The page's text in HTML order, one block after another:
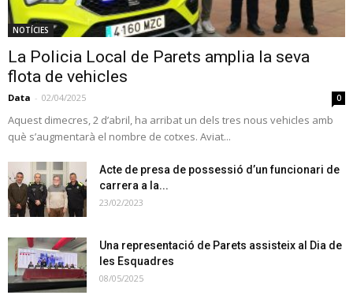
NOTÍCIES
La Policia Local de Parets amplia la seva
flota de vehicles
Data - 02/04/2025 0
Aquest dimecres, 2 d’abril, ha arribat un dels tres nous vehicles amb
què s’augmentarà el nombre de cotxes. Aviat...
Acte de presa de possessió d’un funcionari de
carrera a la...
23/02/2023
Una representació de Parets assisteix al Dia de
les Esquadres
08/05/2025